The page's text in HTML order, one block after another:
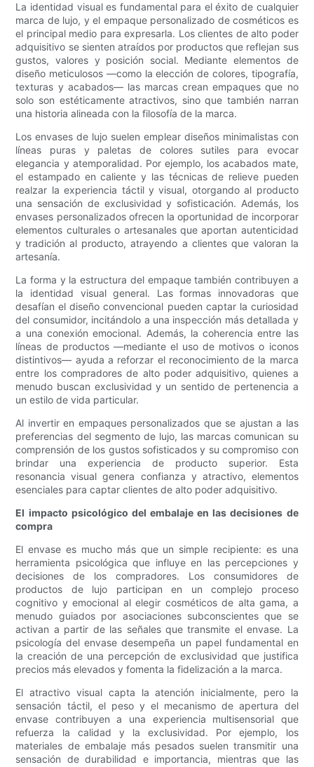
La identidad visual es fundamental para el éxito de cualquier
marca de lujo, y el empaque personalizado de cosméticos es
el principal medio para expresarla. Los clientes de alto poder
adquisitivo se sienten atraídos por productos que reflejan sus
gustos, valores y posición social. Mediante elementos de
diseño meticulosos —como la elección de colores, tipografía,
texturas y acabados— las marcas crean empaques que no
solo son estéticamente atractivos, sino que también narran
una historia alineada con la filosofía de la marca.
Los envases de lujo suelen emplear diseños minimalistas con
líneas puras y paletas de colores sutiles para evocar
elegancia y atemporalidad. Por ejemplo, los acabados mate,
el estampado en caliente y las técnicas de relieve pueden
realzar la experiencia táctil y visual, otorgando al producto
una sensación de exclusividad y sofisticación. Además, los
envases personalizados ofrecen la oportunidad de incorporar
elementos culturales o artesanales que aportan autenticidad
y tradición al producto, atrayendo a clientes que valoran la
artesanía.
La forma y la estructura del empaque también contribuyen a
la identidad visual general. Las formas innovadoras que
desafían el diseño convencional pueden captar la curiosidad
del consumidor, incitándolo a una inspección más detallada y
a una conexión emocional. Además, la coherencia entre las
líneas de productos —mediante el uso de motivos o iconos
distintivos— ayuda a reforzar el reconocimiento de la marca
entre los compradores de alto poder adquisitivo, quienes a
menudo buscan exclusividad y un sentido de pertenencia a
un estilo de vida particular.
Al invertir en empaques personalizados que se ajustan a las
preferencias del segmento de lujo, las marcas comunican su
comprensión de los gustos sofisticados y su compromiso con
brindar una experiencia de producto superior. Esta
resonancia visual genera confianza y atractivo, elementos
esenciales para captar clientes de alto poder adquisitivo.
El impacto psicológico del embalaje en las decisiones de
compra
El envase es mucho más que un simple recipiente: es una
herramienta psicológica que influye en las percepciones y
decisiones de los compradores. Los consumidores de
productos de lujo participan en un complejo proceso
cognitivo y emocional al elegir cosméticos de alta gama, a
menudo guiados por asociaciones subconscientes que se
activan a partir de las señales que transmite el envase. La
psicología del envase desempeña un papel fundamental en
la creación de una percepción de exclusividad que justifica
precios más elevados y fomenta la fidelización a la marca.
El atractivo visual capta la atención inicialmente, pero la
sensación táctil, el peso y el mecanismo de apertura del
envase contribuyen a una experiencia multisensorial que
refuerza la calidad y la exclusividad. Por ejemplo, los
materiales de embalaje más pesados ​​suelen transmitir una
sensación de durabilidad e importancia, mientras que las